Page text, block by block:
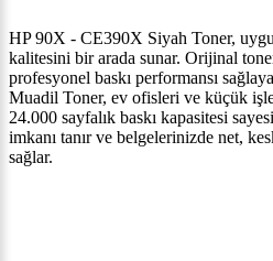
HP 90X - CE390X Siyah Toner,
kalitesini bir arada sunar. Orijinal
profesyonel baskı performansı
Muadil Toner, ev ofisleri ve küçük
24.000 sayfalık baskı kapasitesi
imkanı tanır ve belgelerinizde net,
sağlar.